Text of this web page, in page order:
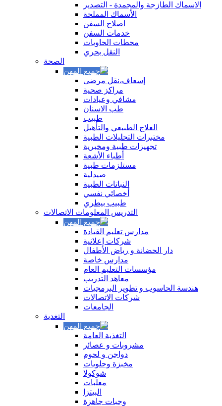
الاسماك الطازجة والمجمدة - التصدير
الأسماك المملحة
اصلاح السفن
خدمات السفن
محطات الحاويات
النقل بحري
الصحة
إسعاف،نقل مرضى
مراكز صحية
مشافي وعيادات
طب الاسنان
طبيب
العلاج الطبيعي والتأهيل
مختبرات التحليلات الطبية
تجهيزات طبية ومخبرية
أطباء الأشعة
مستلزمات طبية
صيدلية
النباتات الطبية
أخصائي نفسي
طبيب بيطري
التدريس المعلومات الاتصالات
مدارس تعليم القيادة
شركات إعلانية
دار الحضانة و رياض الأطفال
مدارس خاصة
مؤسسات التعليم العام
معاهد التدريب
هندسة الحاسوب و تطوير البرمجيات
شركات الاتصالات
الجامعات
التغدية
التغذية العامة
مشروبات و عصائر
دواجن و لحوم
مخبزة وحلويات
شوكولا
معلبات
البيتزا
وجبات جاهزة